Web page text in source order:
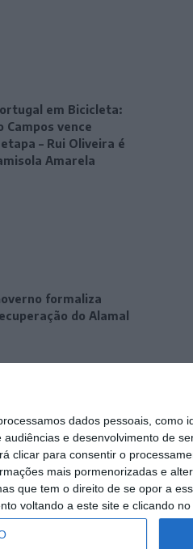
dados pessoais, como
e desenvolvimento de
para consentir o
mais pormenorizadas e
que tem o direito de se opor a
voltando a este site e clicando
em Bicicleta:
Campos vence
– Rui Oliveira é
Amarela
formaliza
do Alamal